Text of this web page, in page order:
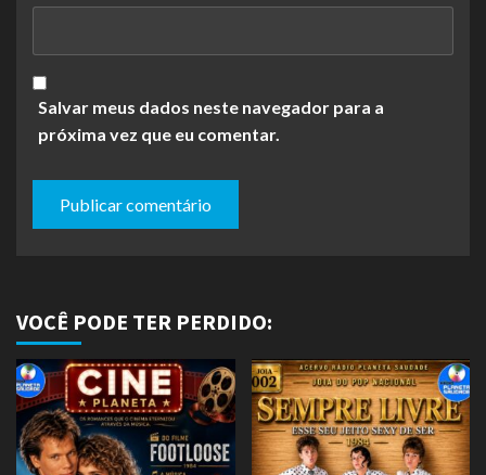
Salvar meus dados neste navegador para a
próxima vez que eu comentar.
VOCÊ PODE TER PERDIDO: